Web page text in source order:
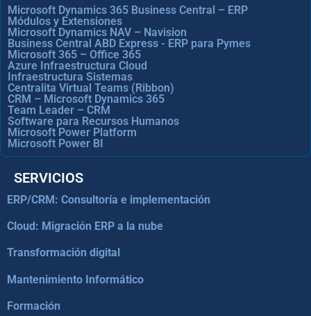
Microsoft Dynamics 365 Business Central – ERP
Módulos y Extensiones
Microsoft Dynamics NAV – Navision
Business Central ABD Express - ERP para Pymes
Microsoft 365 – Office 365
Azure Infraestructura Cloud
Infraestructura Sistemas
Centralita Virtual Teams (Ribbon)
CRM – Microsoft Dynamics 365
Team Leader – CRM
Software para Recursos Humanos
Microsoft Power Platform
Microsoft Power BI
SERVICIOS
ERP/CRM: Consultoría e implementación
Cloud: Migración ERP a la nube
Transformación digital
Mantenimiento Informático
Formación